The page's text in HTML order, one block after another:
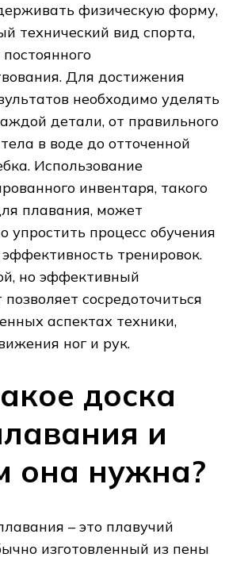
физическую форму,
технический вид спорта,
Для достижения
необходимо уделять
детали, от правильного
в воде до отточенной
Использование
инвентаря, такого
плавания, может
упростить процесс обучения
тренировок.
но эффективный
сосредоточиться
аспектах техники,
ног и рук.
доска
и
она нужна?
– это плавучий
изготовленный из пены